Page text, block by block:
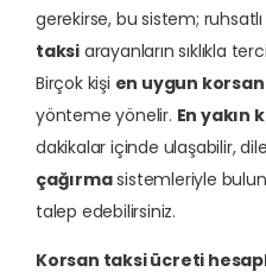
gerekirse, bu sistem;
taksi arayanların sıklıkla
Birçok kişi en uygun
yönteme yönelir. En yakın
dakikalar içinde ulaşabilir,
çağırmasistemleriyle
talep edebilirsiniz.
Korsan taksi ücreti